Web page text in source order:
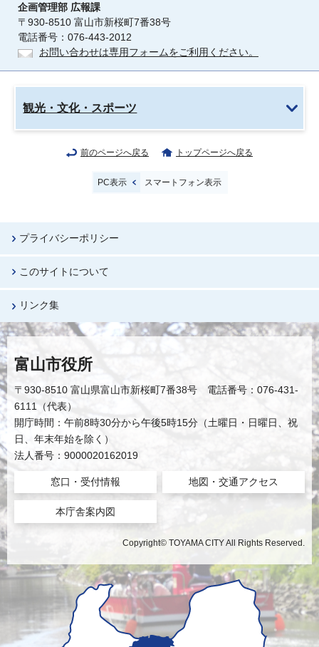
企画管理部 広報課
〒930-8510 富山市新桜町7番38号
電話番号：076-443-2012
お問い合わせは専用フォームをご利用ください。
観光・文化・スポーツ
前のページへ戻る トップページへ戻る
PC表示 スマートフォン表示
プライバシーポリシー
このサイトについて
リンク集
富山市役所
〒930-8510 富山県富山市新桜町7番38号 電話番号：076-431-
6111（代表）
開庁時間：午前8時30分から午後5時15分（土曜日・日曜日、祝
日、年末年始を除く）
法人番号：9000020162019
窓口・受付情報 地図・交通アクセス
本庁舎案内図
Copyright© TOYAMA CITY All Rights Reserved.